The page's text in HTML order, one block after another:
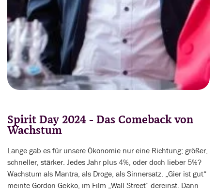
Spirit Day 2024 - Das Comeback von
Wachstum
Lange gab es für unsere Ökonomie nur eine Richtung; größer,
schneller, stärker. Jedes Jahr plus 4%, oder doch lieber 5%?
Wachstum als Mantra, als Droge, als Sinnersatz. „Gier ist gut“
meinte Gordon Gekko, im Film „Wall Street“ dereinst. Dann